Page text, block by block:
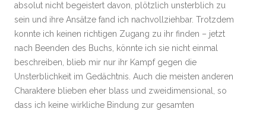
absolut nicht begeistert davon, plötzlich unsterblich zu
sein und ihre Ansätze fand ich nachvollziehbar. Trotzdem
konnte ich keinen richtigen Zugang zu ihr finden – jetzt
nach Beenden des Buchs, könnte ich sie nicht einmal
beschreiben, blieb mir nur ihr Kampf gegen die
Unsterblichkeit im Gedächtnis. Auch die meisten anderen
Charaktere blieben eher blass und zweidimensional, so
dass ich keine wirkliche Bindung zur gesamten